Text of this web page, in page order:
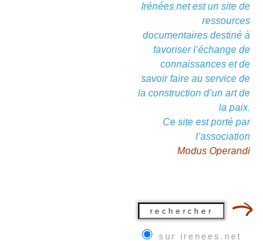
Irénées.net est un site de
ressources
documentaires destiné à
favoriser l’échange de
connaissances et de
savoir faire au service de
la construction d’un art de
la paix.
Ce site est porté par
l’association
Modus Operandi
sur irenees.net